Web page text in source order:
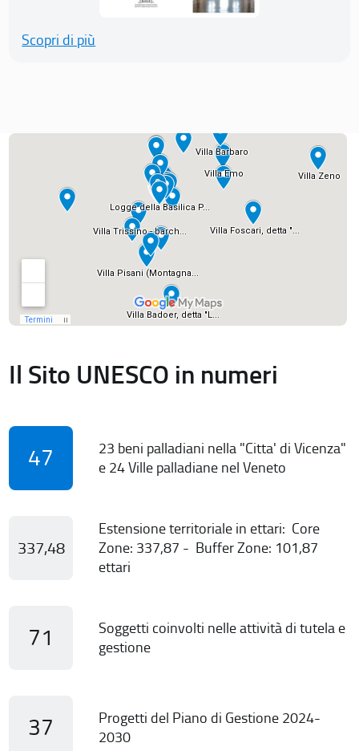
Scopri di più
Il Sito UNESCO in numeri
47
23 beni palladiani nella "Citta' di Vicenza"
e 24 Ville palladiane nel Veneto
337,48
Estensione territoriale in ettari: Core
Zone: 337,87 - Buffer Zone: 101,87
ettari
71
Soggetti coinvolti nelle attività di tutela e
gestione
37
Progetti del Piano di Gestione 2024-
2030